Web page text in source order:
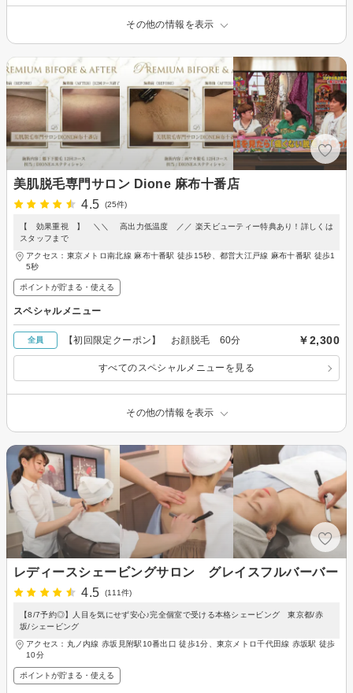
その他の情報を表示
美肌脱毛専門サロン Dione 麻布十番店
4.5
(25件)
【 効果重視 】 ＼＼ 高出力低温度 ／／ 楽天ビューティー特典あり！詳しくは
スタッフまで
アクセス：東京メトロ南北線 麻布十番駅 徒歩15秒、都営大江戸線 麻布十番駅 徒歩1
5秒
ポイントが貯まる・使える
スペシャルメニュー
全員 【初回限定クーポン】 お顔脱毛 60分 ￥2,300
すべてのスペシャルメニューを見る
その他の情報を表示
レディースシェービングサロン グレイスフルバーバー
4.5
(111件)
【8/7予約◎】人目を気にせず安心♪完全個室で受ける本格シェービング 東京都/赤
坂/シェービング
アクセス：丸ノ内線 赤坂見附駅10番出口 徒歩1分、東京メトロ千代田線 赤坂駅 徒歩
10分
ポイントが貯まる・使える